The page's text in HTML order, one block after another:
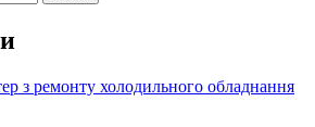
з ремонту холодильного обладнання